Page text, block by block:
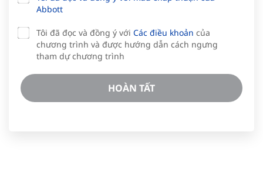
Abbott
Tôi đã đọc và đồng ý với Các điều khoản của
chương trình và được hướng dẫn cách ngưng
tham dự chương trình
HOÀN TẤT